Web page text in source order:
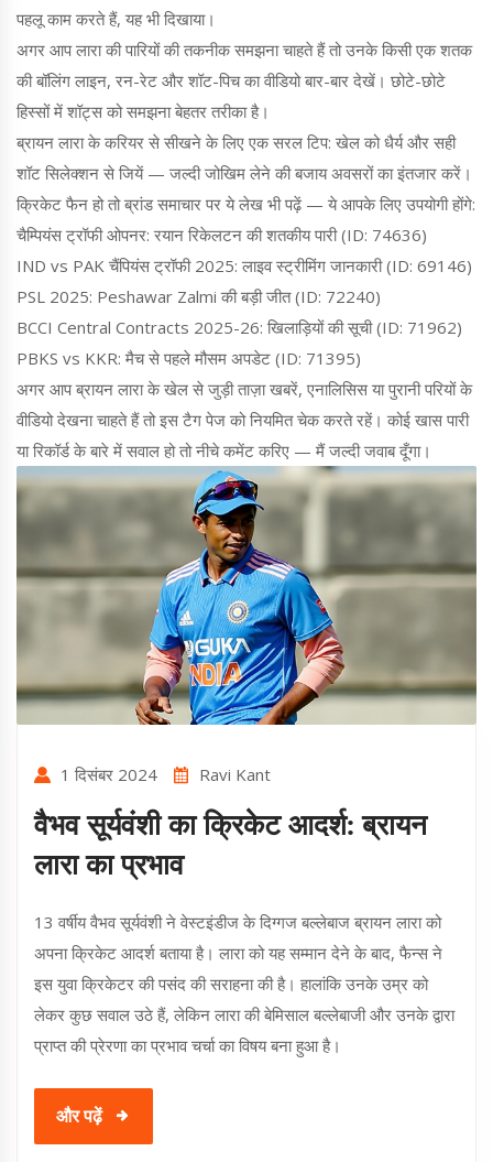
पहलू काम करते हैं, यह भी दिखाया।
अगर आप लारा की पारियों की तकनीक समझना चाहते हैं तो उनके किसी एक शतक
की बॉलिंग लाइन, रन-रेट और शॉट-पिच का वीडियो बार-बार देखें। छोटे-छोटे
हिस्सों में शॉट्स को समझना बेहतर तरीका है।
ब्रायन लारा के करियर से सीखने के लिए एक सरल टिप: खेल को धैर्य और सही
शॉट सिलेक्शन से जियें — जल्दी जोखिम लेने की बजाय अवसरों का इंतजार करें।
क्रिकेट फैन हो तो ब्रांड समाचार पर ये लेख भी पढ़ें — ये आपके लिए उपयोगी होंगे:
चैम्पियंस ट्रॉफी ओपनर: रयान रिकेलटन की शतकीय पारी (ID: 74636)
IND vs PAK चैंपियंस ट्रॉफी 2025: लाइव स्ट्रीमिंग जानकारी (ID: 69146)
PSL 2025: Peshawar Zalmi की बड़ी जीत (ID: 72240)
BCCI Central Contracts 2025-26: खिलाड़ियों की सूची (ID: 71962)
PBKS vs KKR: मैच से पहले मौसम अपडेट (ID: 71395)
अगर आप ब्रायन लारा के खेल से जुड़ी ताज़ा खबरें, एनालिसिस या पुरानी परियों के
वीडियो देखना चाहते हैं तो इस टैग पेज को नियमित चेक करते रहें। कोई खास पारी
या रिकॉर्ड के बारे में सवाल हो तो नीचे कमेंट करिए — मैं जल्दी जवाब दूँगा।
1 दिसंबर 2024 Ravi Kant
वैभव सूर्यवंशी का क्रिकेट आदर्श: ब्रायन
लारा का प्रभाव
13 वर्षीय वैभव सूर्यवंशी ने वेस्टइंडीज के दिग्गज बल्लेबाज ब्रायन लारा को
अपना क्रिकेट आदर्श बताया है। लारा को यह सम्मान देने के बाद, फैन्स ने
इस युवा क्रिकेटर की पसंद की सराहना की है। हालांकि उनके उम्र को
लेकर कुछ सवाल उठे हैं, लेकिन लारा की बेमिसाल बल्लेबाजी और उनके द्वारा
प्राप्त की प्रेरणा का प्रभाव चर्चा का विषय बना हुआ है।
और पढ़ें